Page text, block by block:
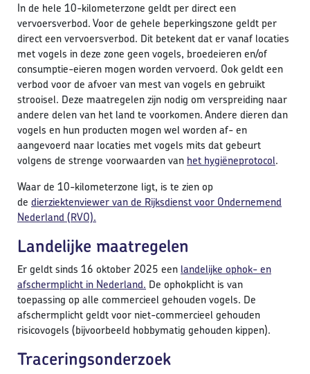
In de hele 10-kilometerzone geldt per direct een
vervoersverbod. Voor de gehele beperkingszone geldt per
direct een vervoersverbod. Dit betekent dat er vanaf locaties
met vogels in deze zone geen vogels, broedeieren en/of
consumptie-eieren mogen worden vervoerd. Ook geldt een
verbod voor de afvoer van mest van vogels en gebruikt
strooisel. Deze maatregelen zijn nodig om verspreiding naar
andere delen van het land te voorkomen. Andere dieren dan
vogels en hun producten mogen wel worden af- en
aangevoerd naar locaties met vogels mits dat gebeurt
volgens de strenge voorwaarden van het hygiëneprotocol.
Waar de 10-kilometerzone ligt, is te zien op
de dierziektenviewer van de Rijksdienst voor Ondernemend
Nederland (RVO).
Landelijke maatregelen
Er geldt sinds 16 oktober 2025 een landelijke ophok- en
afschermplicht in Nederland. De ophokplicht is van
toepassing op alle commercieel gehouden vogels. De
afschermplicht geldt voor niet-commercieel gehouden
risicovogels (bijvoorbeeld hobbymatig gehouden kippen).
Traceringsonderzoek